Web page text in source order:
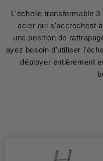
L'échelle transformable
acier qui s'accrochent
une position de
ayez besoin d'utiliser
déployer entièrement